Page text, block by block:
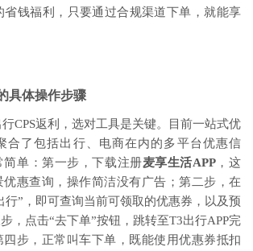
省钱福利，只要通过合规渠道下单，就能享
具体操作步骤
CPS返利，选对工具是关键。目前一站式优
合了包括出行、电商在内的多平台优惠信
简单：第一步，下载注册麦享生活APP，这
惠查询，操作简洁没有广告；第二步，在
行”，即可查询当前可领取的优惠券，以及预
，点击“去下单”按钮，跳转至T3出行APP完
四步，正常叫车下单，既能使用优惠券抵扣